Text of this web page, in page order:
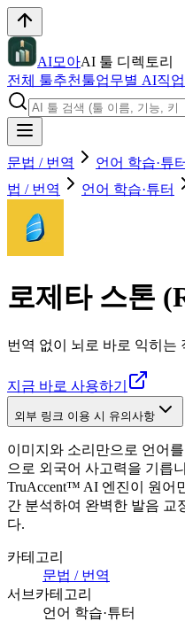
AI모아AI 툴 디렉토리
전체 툴추천툴업무별 AI직
문법 / 번역 언어 학습·튜터
법 / 번역
언어 학습·튜터
로제타 스톤
번역 없이 뇌로 바로 익히는
지금 바로 사용하기
외부 링크 이용 시 유의사항
이미지와 소리만으로 언어
으로 외국어 사고력을 기릅
TruAccent™ AI 엔진이 원어
간 분석하여 완벽한 발음 교
다.
카테고리
문법 / 번역
서브카테고리
언어 학습·튜터